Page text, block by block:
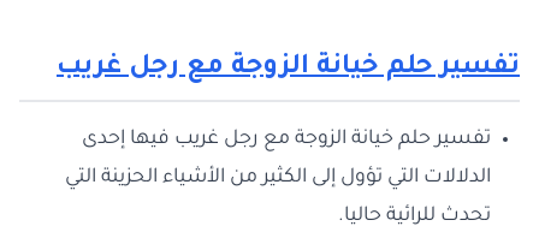
تفسير حلم خيانة الزوجة مع رجل غريب
تفسير حلم خيانة الزوجة مع رجل غريب فيها إحدى
الدلالات التي تؤول إلى الكثير من الأشياء الحزينة التي
تحدث للرائية حاليا.